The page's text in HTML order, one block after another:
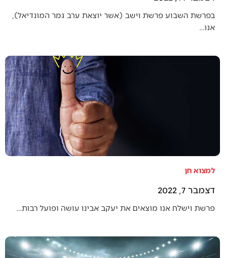
בפרשת השבוע פרשת וישב (אשר יוצאת ערב גמר המונדיאל),
אנו…
למצוא חן
דצמבר 7, 2022
פרשת וישלח אנו מוצאים את יעקב אבינו עושה ופועל רבות…